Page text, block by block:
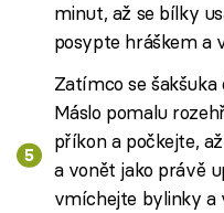
minut, až se bílky
posypte hráškem a
Zatímco se
Máslo pomalu
příkon a počkejte,
a vonět jako právě
vmíchejte bylinky a